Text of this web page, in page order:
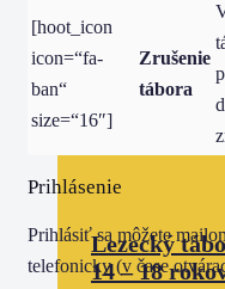
Lezecký
14 – 18
[hoot_icon
icon=“fa-
ban“
size=“16″]
Zrušenie
tábora
Prihlásenie
Prihlásiť sa môžete
telefonicky (v čase